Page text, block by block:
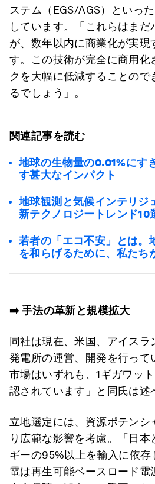
ステム（EGS/AGS）といった
しています。「これらはま
が、数年以内に商業化が実現
す。この技術が完全に商用化
クを大幅に低減することので
るでしょう」。
関連記事を読む
地球の生物量の0.01%にす
す甚大なインパクト
地球観測と気候インテリジ
新テクノロジートレンド10
若者の「エコ不安」とは。
を和らげるために、私たち
➡️手法の革新と規模拡大
同社は現在、米国、アイス
発電所の運営、開発を行って
市場はいずれも、1ギガワッ
認されています」と同氏は述
立地選定には、資源ポテンシ
り広範な影響を考慮。「日
ギーの95%以上を輸入に依
電は再生可能ベースロード電